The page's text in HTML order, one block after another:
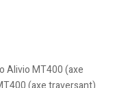
Alivio MT400 (axe